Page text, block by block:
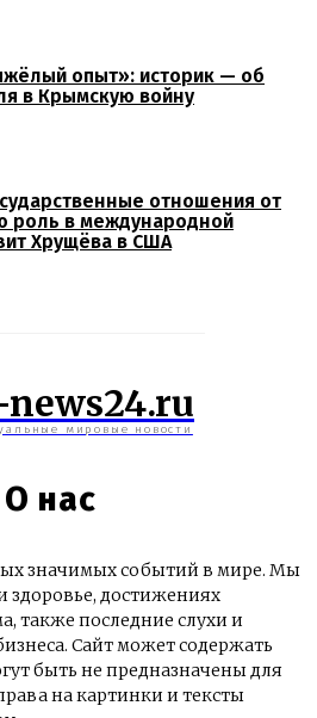
опыт»: историк — об
в Крымскую войну
отношения от
роль в международной
Хрущёва в США
мировые новости
О нас
значимых событий в мире. Мы
здоровье, достижениях
также последние слухи и
Сайт может содержать
быть не предназначены для
на картинки и тексты